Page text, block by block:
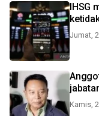
IHSG
Jumat,
Kamis,